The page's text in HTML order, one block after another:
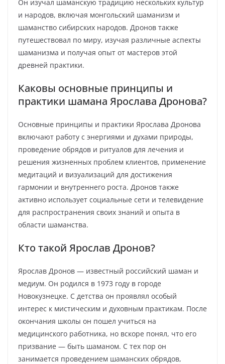
Он изучал шаманскую традицию нескольких культур
и народов, включая монгольский шаманизм и
шаманство сибирских народов. Дронов также
путешествовал по миру, изучая различные аспекты
шаманизма и получая опыт от мастеров этой
древней практики.
Каковы основные принципы и
практики шамана Ярослава Дронова?
Основные принципы и практики Ярослава Дронова
включают работу с энергиями и духами природы,
проведение обрядов и ритуалов для лечения и
решения жизненных проблем клиентов, применение
медитаций и визуализаций для достижения
гармонии и внутреннего роста. Дронов также
активно использует социальные сети и телевидение
для распространения своих знаний и опыта в
области шаманства.
Кто такой Ярослав Дронов?
Ярослав Дронов — известный российский шаман и
медиум. Он родился в 1973 году в городе
Новокузнецке. С детства он проявлял особый
интерес к мистическим и духовным практикам. После
окончания школы он пошел учиться на
медицинского работника, но вскоре понял, что его
призвание — быть шаманом. С тех пор он
занимается проведением шаманских обрядов,